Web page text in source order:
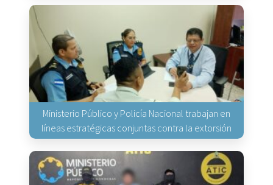
Ministerio Público y Policía Nacional trabajan en
líneas estratégicas conjuntas contra la extorsión